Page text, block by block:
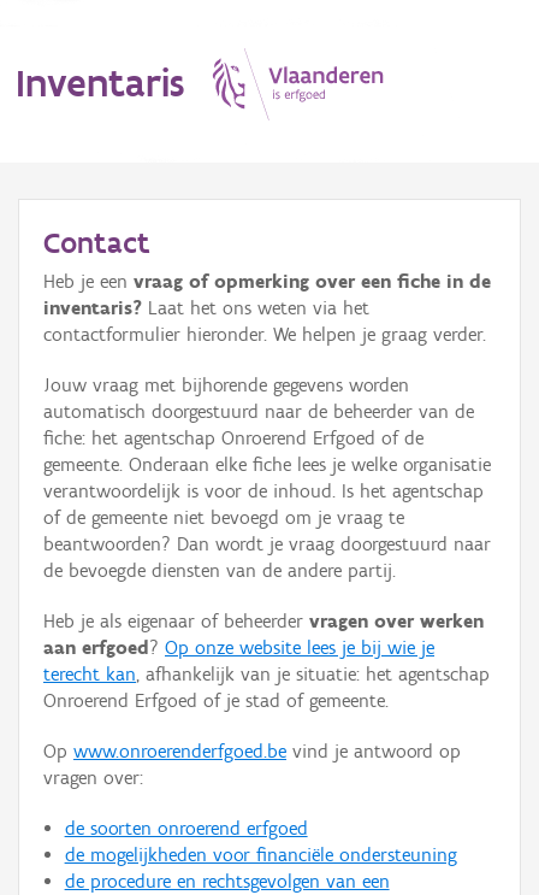
Inventaris
Erfgoedobject
Aanduidingsobject
Waarneming
Thema
Gebeurtenis
Persoon of collectief
Hergebruik
Aanmelden
Contact
Heb je een vraag of opmerking over een fiche in de
inventaris? Laat het ons weten via het
contactformulier hieronder. We helpen je graag verder.
Jouw vraag met bijhorende gegevens worden
automatisch doorgestuurd naar de beheerder van de
fiche: het agentschap Onroerend Erfgoed of de
gemeente. Onderaan elke fiche lees je welke organisatie
verantwoordelijk is voor de inhoud. Is het agentschap
of de gemeente niet bevoegd om je vraag te
beantwoorden? Dan wordt je vraag doorgestuurd naar
de bevoegde diensten van de andere partij.
Heb je als eigenaar of beheerder vragen over werken
aan erfgoed ? Op onze website lees je bij wie je
terecht kan, afhankelijk van je situatie: het agentschap
Onroerend Erfgoed of je stad of gemeente.
Op www.onroerenderfgoed.be vind je antwoord op
vragen over:
de soorten onroerend erfgoed
de mogelijkheden voor financiële ondersteuning
de procedure en rechtsgevolgen van een